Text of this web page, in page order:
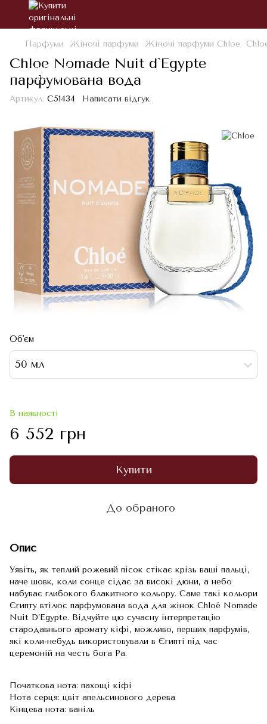
Парфуми Жіночі парфуми Жіночі парфуми Chloe
Chloe Nomade Nuit d`Egypte
парфумована вода
Артикул: С51434 Написати відгук
Об'єм
50 мл
В наявності
6 552 грн
Купити
До обраного
Опис
Уявіть, як теплий рожевий пісок стікає крізь ваші пальці,
наче шовк, коли сонце сідає за високі дюни, а небо
набуває глибокого блакитного кольору. Саме такі кольори
Єгипту втілює парфумована вода для жінок Chloé Nomade
Nuit D’Egypte. Відчуйте цю сучасну інтерпретацію
стародавнього аромату кіфі, можливо, перших парфумів,
які коли-небудь використовували в Єгипті під час
церемоній на честь бога Ра.
Початкова нота: пахощі кіфі
Нота серця: цвіт апельсинового дерева
Кінцева нота: ваніль